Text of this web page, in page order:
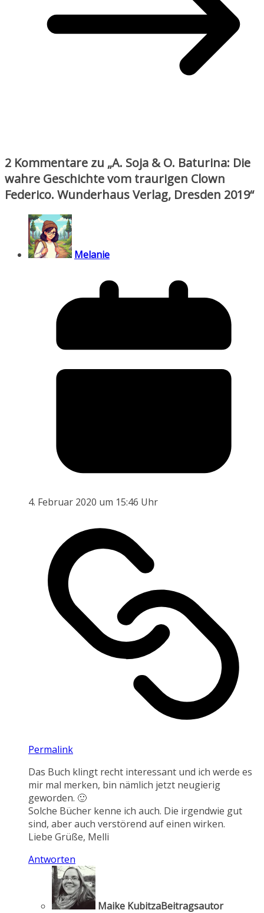
2 Kommentare zu „A. Soja & O. Baturina: Die
wahre Geschichte vom traurigen Clown
Federico. Wunderhaus Verlag, Dresden 2019“
Melanie
4. Februar 2020 um 15:46 Uhr
Permalink
Das Buch klingt recht interessant und ich werde es
mir mal merken, bin nämlich jetzt neugierig
geworden. 🙂
Solche Bücher kenne ich auch. Die irgendwie gut
sind, aber auch verstörend auf einen wirken.
Liebe Grüße, Melli
Antworten
Maike KubitzaBeitragsautor